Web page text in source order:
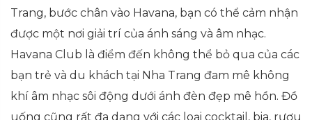
Trang, bước chân vào Havana, bạn có thể cảm nhận
được một nơi giải trí của ánh sáng và âm nhạc.
Havana Club là điểm đến không thể bỏ qua của các
bạn trẻ và du khách tại Nha Trang đam mê không
khí âm nhạc sôi động dưới ánh đèn đẹp mê hồn. Đồ
uống cũng rất đa dạng với các loại cocktail, bia, rượu